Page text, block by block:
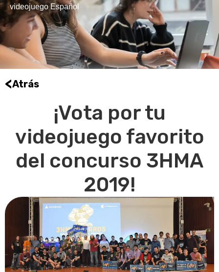
videojuego Español
<Atrás
¡Vota por tu
videojuego favorito
del concurso 3HMA
2019!